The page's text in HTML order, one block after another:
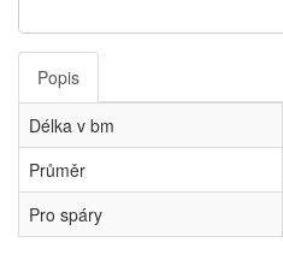
Popis
Délka v bm
Průměr
Pro spáry